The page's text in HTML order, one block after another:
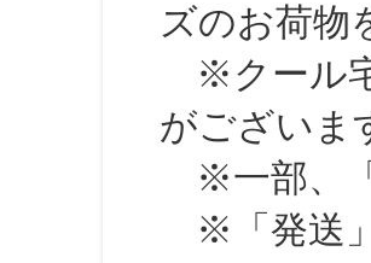
ズのお荷物
※クール宅
がございま
※一部、「
※「発送」